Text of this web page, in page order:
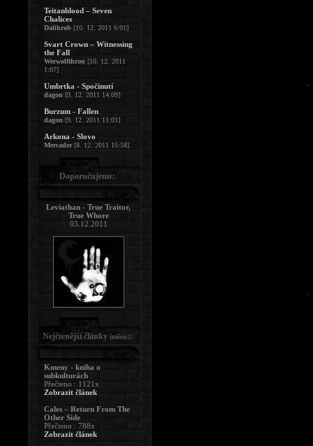
Teitanblood – Seven
Chalices
Dalihrob [10. 12. 2011 6:01]
Svart Crown – Witnessing
the Fall
Werwolfthron [10. 12. 2011
1:07]
Umbrtka - Spočinutí
dagon [9. 12. 2011 14:09]
Burzum - Fallen
dagon [9. 12. 2011 11:01]
Arkona - Slovo
Mercader[8. 12. 2011 15:58]
Doporučujeme:
Leviathan - True Traitor,
True Whore
03.12.2011
Nejčtenější články (měsíc):
Kmeny - kniha o
subkulturách
Přečteno : 1121x
Zobrazit článek
Cales – Return From The
Other Side
Přečteno : 788x
Zobrazit článek